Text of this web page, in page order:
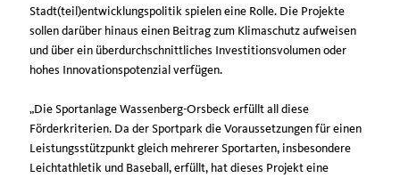
Stadt(teil)entwicklungspolitik spielen eine Rolle. Die Projekte
sollen darüber hinaus einen Beitrag zum Klimaschutz aufweisen
und über ein überdurchschnittliches Investitionsvolumen oder
hohes Innovationspotenzial verfügen.
Die Sportanlage Wassenberg-Orsbeck erfüllt all diese
Förderkriterien. Da der Sportpark die Voraussetzungen für einen
Leistungsstützpunkt gleich mehrerer Sportarten, insbesondere
Leichtathletik und Baseball, erfüllt, hat dieses Projekt eine